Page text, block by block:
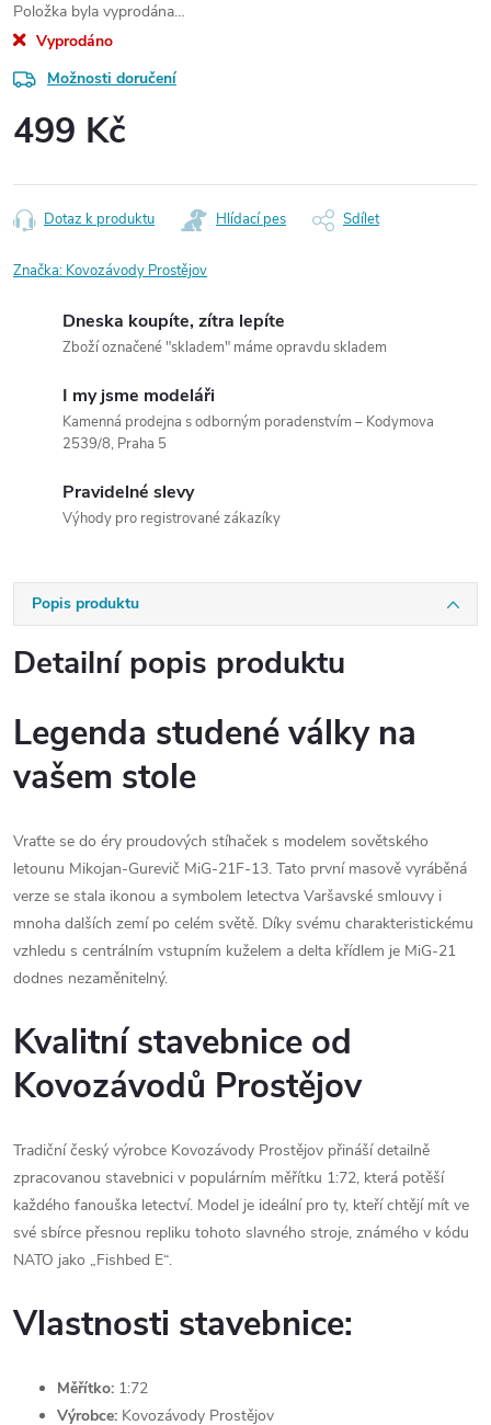
Položka byla vyprodána…
Vyprodáno
Možnosti doručení
499 Kč
cena:
Dotaz k produktu Hlídací pes Sdílet
Značka: Kovozávody Prostějov
Dneska koupíte, zítra lepíte
Zboží označené "skladem" máme opravdu skladem
I my jsme modeláři
Kamenná prodejna s odborným poradenstvím – Kodymova
2539/8, Praha 5
Pravidelné slevy
Výhody pro registrované zákazíky
Popis produktu
Detailní popis produktu
Legenda studené války na
vašem stole
Vraťte se do éry proudových stíhaček s modelem sovětského
letounu Mikojan-Gurevič MiG-21F-13. Tato první masově vyráběná
verze se stala ikonou a symbolem letectva Varšavské smlouvy i
mnoha dalších zemí po celém světě. Díky svému charakteristickému
vzhledu s centrálním vstupním kuželem a delta křídlem je MiG-21
dodnes nezaměnitelný.
Kvalitní stavebnice od
Kovozávodů Prostějov
Tradiční český výrobce Kovozávody Prostějov přináší detailně
zpracovanou stavebnici v populárním měřítku 1:72, která potěší
každého fanouška letectví. Model je ideální pro ty, kteří chtějí mít ve
své sbírce přesnou repliku tohoto slavného stroje, známého v kódu
NATO jako „Fishbed E“.
Vlastnosti stavebnice:
Měřítko: 1:72
Výrobce: Kovozávody Prostějov